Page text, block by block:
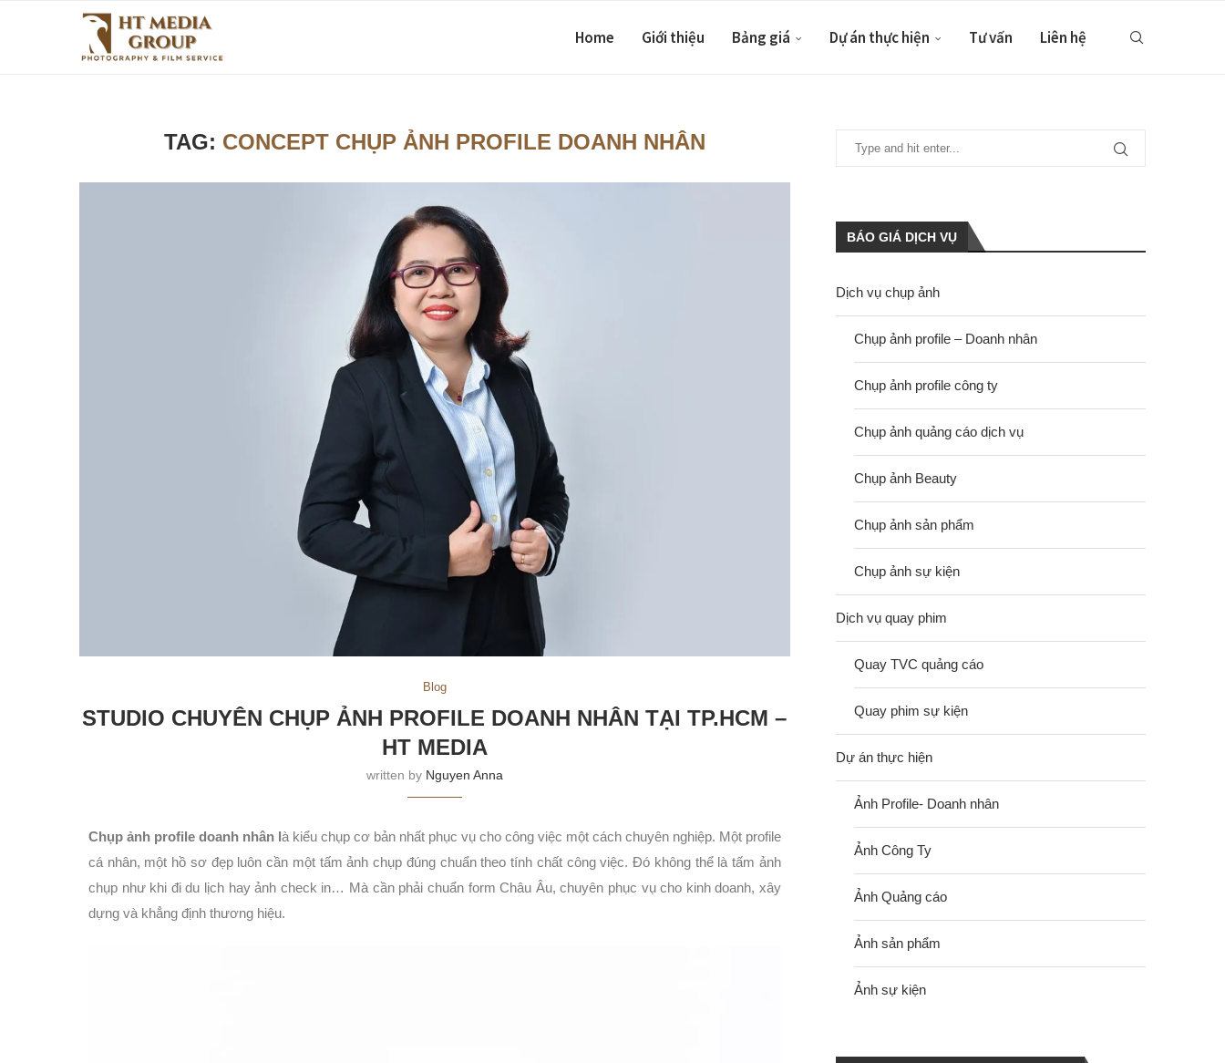
Home Giới thiệu Bảng giá Dự án thực hiện Tư vấn Liên hệ
TAG: CONCEPT CHỤP ẢNH PROFILE DOANH NHÂN
Blog
STUDIO CHUYÊN CHỤP ẢNH PROFILE DOANH NHÂN TẠI TP.HCM –
HT MEDIA
written by Nguyen Anna
Chụp ảnh profile doanh nhân là kiểu chụp cơ bản nhất phục vụ cho công việc một cách chuyên nghiệp. Một profile
cá nhân, một hồ sơ đẹp luôn cần một tấm ảnh chụp đúng chuẩn theo tính chất công việc. Đó không thể là tấm ảnh
chụp như khi đi du lịch hay ảnh check in… Mà cần phải chuẩn form Châu Âu, chuyên phục vụ cho kinh doanh, xây
dựng và khẳng định thương hiệu.
BÁO GIÁ DỊCH VỤ
Dịch vụ chụp ảnh
Chụp ảnh profile – Doanh nhân
Chụp ảnh profile công ty
Chụp ảnh quảng cáo dịch vụ
Chụp ảnh Beauty
Chụp ảnh sản phẩm
Chụp ảnh sự kiện
Dịch vụ quay phim
Quay TVC quảng cáo
Quay phim sự kiện
Dự án thực hiện
Ảnh Profile- Doanh nhân
Ảnh Công Ty
Ảnh Quảng cáo
Ảnh sản phẩm
Ảnh sự kiện